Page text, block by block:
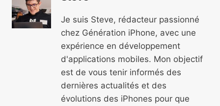
Je suis Steve, rédacteur passionné
chez Génération iPhone, avec une
expérience en développement
d'applications mobiles. Mon objectif
est de vous tenir informés des
dernières actualités et des
évolutions des iPhones pour que